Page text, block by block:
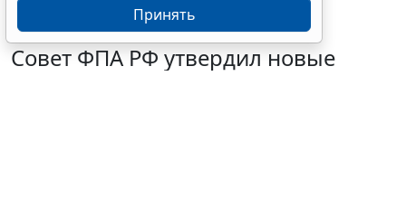
Совет ФПА РФ утвердил новые
Принять